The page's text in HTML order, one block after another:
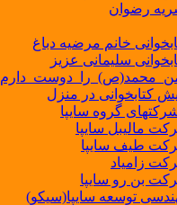
رضوان
خانم مرضیه دباغ
سلیمانی عزیز
کتابخوانی در منزل
گروه سایپا
مالیبل سایپا
طیف سایپا
زامیاد
بن رو سایپا
توسعه سایپا(سیکو)